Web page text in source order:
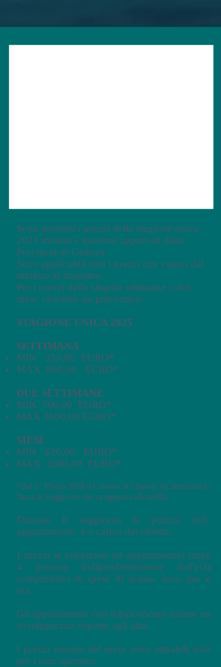
Sono presenti i prezzi della stagione unica
2023 minimi e massimi approvati dalla
Provincia di Genova.
Sono applicabili tutti i prezzi che vanno dal
minimo al massimo.
Per i prezzi delle singole settimane o dei
mesi chiedere un preventivo.
STAGIONE UNICA 2025
SETTIMANA
MIN 350,00 EURO*
MAX 800,00 EURO*
DUE SETTIMANE
MIN 700,00 EURO*
MAX 1600,00 EURO*
MESE
MIN 620,00 EURO*
MAX 2600,00 EURO*
*Dal 1° Marzo 2018 il Comune di Chiavari ha introdotto la
Tassa di Soggiorno che va aggiunta alla tariffa.
Durante il soggiorno la pulizia dell’
appartamento è a carico del cliente.
I prezzi si intendono ad appartamento (max
4 persone indipendentemente dall'età)
comprensivi di spese di acqua, luce, gas e
iva.
Gli appartamenti con il balconcino hanno un
sovrapprezzo rispetto agli altri.
I prezzi minimi del mese sono attuabili solo
per i tour operator.